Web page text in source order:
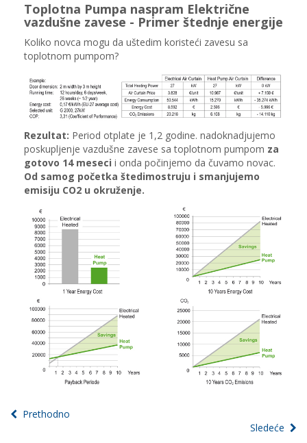
Toplotna Pumpa naspram Električne
vazdušne zavese - Primer štednje energije
Koliko novca mogu da uštedim koristeći zavesu sa
toplotnom pumpom?
Rezultat: Period otplate je 1,2 godine. nadoknadjujemo
poskupljenje vazdušne zavese sa toplotnom pumpom za
gotovo 14 meseci i onda počinjemo da čuvamo novac.
Od samog početka štedimostruju i smanjujemo
emisiju CO2 u okruženje.
Prethodno
Sledeće